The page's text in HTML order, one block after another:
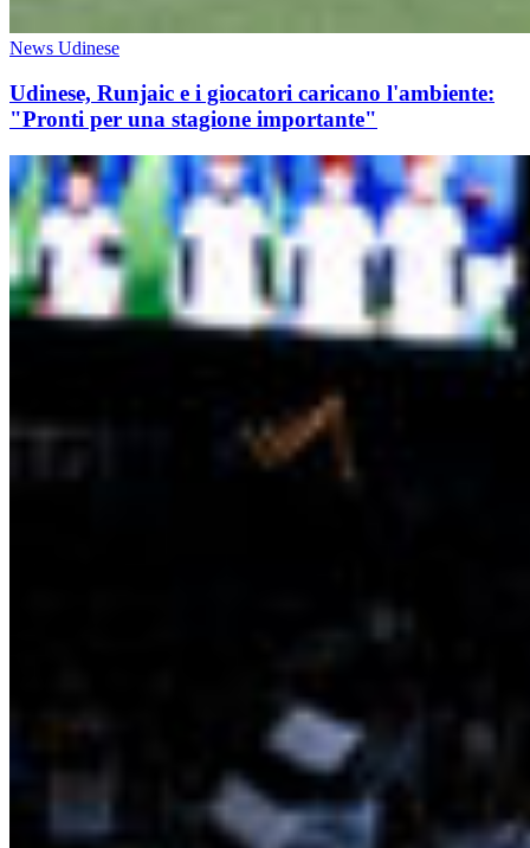
News Udinese
Udinese, Runjaic e i giocatori caricano l'ambiente:
"Pronti per una stagione importante"